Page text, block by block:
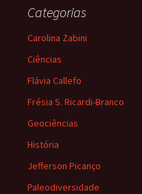
Categorias
Carolina Zabini
Ciências
Flávia Callefo
Frésia S. Ricardi-Branco
Geociências
História
Jefferson Picanço
Paleodiversidade